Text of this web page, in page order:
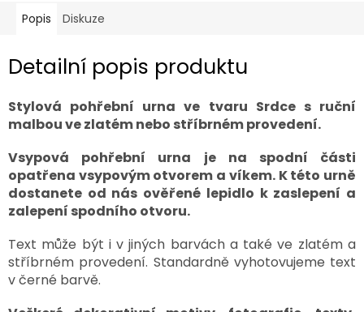
Popis Diskuze
Detailní popis produktu
Stylová pohřební urna ve tvaru Srdce s ruční
malbou ve zlatém nebo stříbrném provedení.
Vsypová pohřební urna je na spodní části
opatřena vsypovým otvorem a víkem. K této urně
dostanete od nás ověřené lepidlo k zaslepení a
zalepení spodního otvoru.
Text může být i v jiných barvách a také ve zlatém a
stříbrném provedení. Standardně vyhotovujeme text
v černé barvě.